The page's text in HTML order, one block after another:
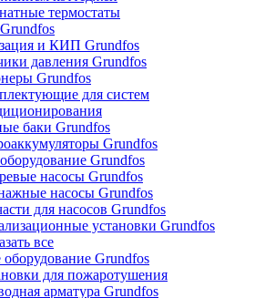
термостаты
и КИП Grundfos
давления Grundfos
Grundfos
для систем
баки Grundfos
Grundfos
Grundfos
насосы Grundfos
насосы Grundfos
для насосов Grundfos
установки Grundfos
все
Grundfos
для пожаротушения
арматура Grundfos